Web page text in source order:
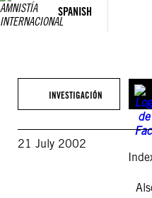
SPANISH
INVESTIGACIÓN
21 July 2002